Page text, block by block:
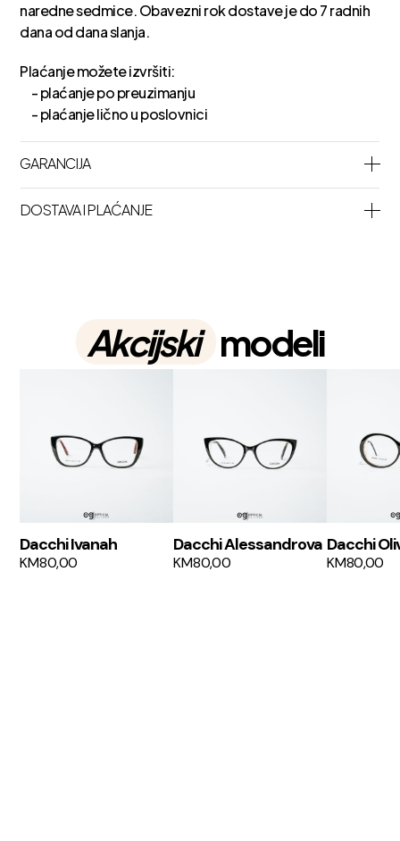
naredne sedmice. Obavezni rok dostave je do 7 radnih
dana od dana slanja.
Plaćanje možete izvršiti:
- plaćanje po preuzimanju
- plaćanje lično u poslovnici
GARANCIJA
DOSTAVA I PLAĆANJE
Akcijski modeli
Dacchi Ivanah
KM80,00
Dacchi Alessandrova
KM80,00
Dacchi
KM80,00